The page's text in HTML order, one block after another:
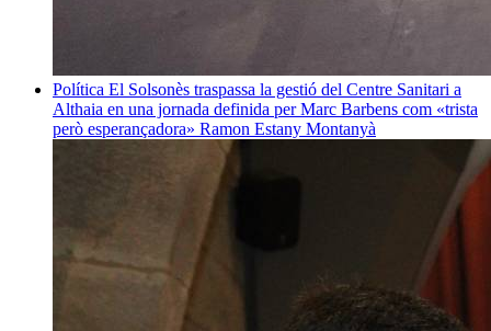
Política El Solsonès traspassa la gestió del Centre Sanitari a
Althaia en una jornada definida per Marc Barbens com «trista
però esperançadora» Ramon Estany Montanyà